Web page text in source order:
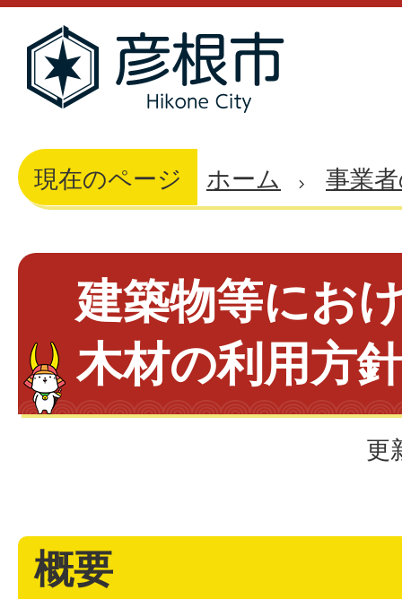
現在のページ ホーム 事業
建築物等にお
木材の利用方
更
概要